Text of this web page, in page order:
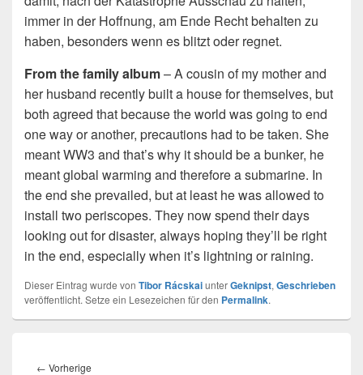
immer in der Hoffnung, am Ende Recht behalten zu
haben, besonders wenn es blitzt oder regnet.
From the family album– A cousin of my mother and
her husband recently built a house for themselves, but
both agreed that because the world was going to end
one way or another, precautions had to be taken. She
meant WW3 and that’s why it should be a bunker, he
meant global warming and therefore a submarine. In
the end she prevailed, but at least he was allowed to
install two periscopes. They now spend their days
looking out for disaster, always hoping they’ll be right
in the end, especially when it’s lightning or raining.
Dieser Eintrag wurde von Tibor RácskaiunterGeknipst, Geschrieben
veröffentlicht. Setze ein Lesezeichen für den Permalink.
← Vorherige